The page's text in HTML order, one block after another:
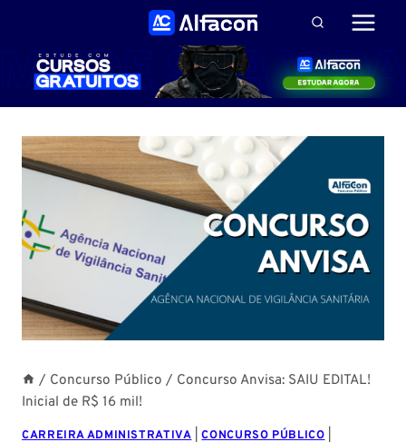
Conteúdo
/ Concurso Público / Concurso Anvisa: SAIU EDITAL!
Inicial de R$ 16 mil!
CARREIRA ADMINISTRATIVA|CONCURSO PÚBLICO|